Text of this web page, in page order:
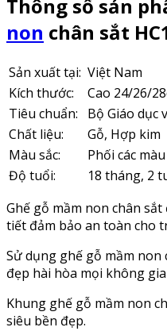
Thông số sản
non chân sắt
Sản xuất tại: Việt Nam
Kích thước:
Cao 24/26/
Tiêu chuẩn:
Bộ Giáo dục
Chất liệu:
Gỗ, Hợp kim
Màu sắc:
Phối các màu
Độ tuổi:
18 tháng, 2
Ghế gỗ mầm non chân
tiết đảm bảo an toàn cho
Sử dụng ghế gỗ mầm non
đẹp hài hòa mọi không
Khung ghế gỗ mầm non
siêu bền đẹp.